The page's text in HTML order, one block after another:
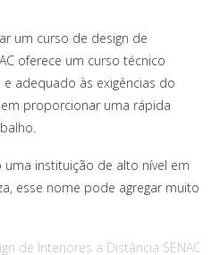
um curso de design de
oferece um curso técnico
adequado às exigências do
proporcionar uma rápida
uma instituição de alto nível em
esse nome pode agregar muito
de Interiores a Distância SENAC